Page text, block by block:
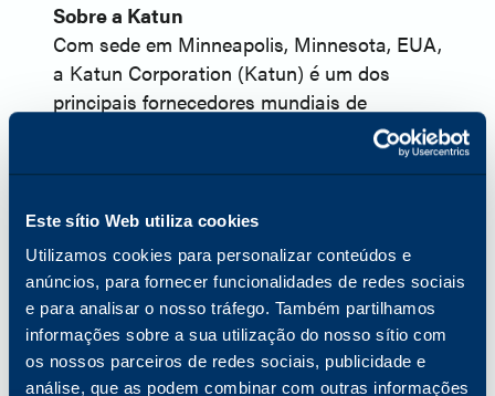
Este sítio Web utiliza cookies
Utilizamos cookies para personalizar conteúdos e
anúncios, para fornecer funcionalidades de redes sociais
e para analisar o nosso tráfego. Também partilhamos
informações sobre a sua utilização do nosso sítio com
os nossos parceiros de redes sociais, publicidade e
análise, que as podem combinar com outras informações
Sobre a Katun
Com sede em Minneapolis, Minnesota, EUA,
a Katun Corporation (Katun) é um dos
principais fornecedores mundiais de
consumíveis de imagem equivalentes a
OEM e uma gama abrangente de produtos
e impressoras multifunções (MFPs). Em
2024, a Katun lançou a Arivia, a sua
primeira linha de MFPs. A Katun tem mais
de 45 anos de experiência no sector da
tecnologia de escritório e serve
aproximadamente 8.000 parceiros
revendedores e distribuidores em todo o